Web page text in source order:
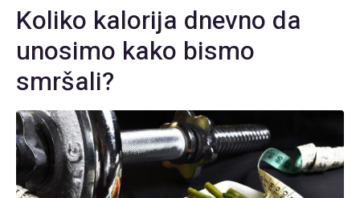
Koliko kalorija dnevno da
unosimo kako bismo
smršali?